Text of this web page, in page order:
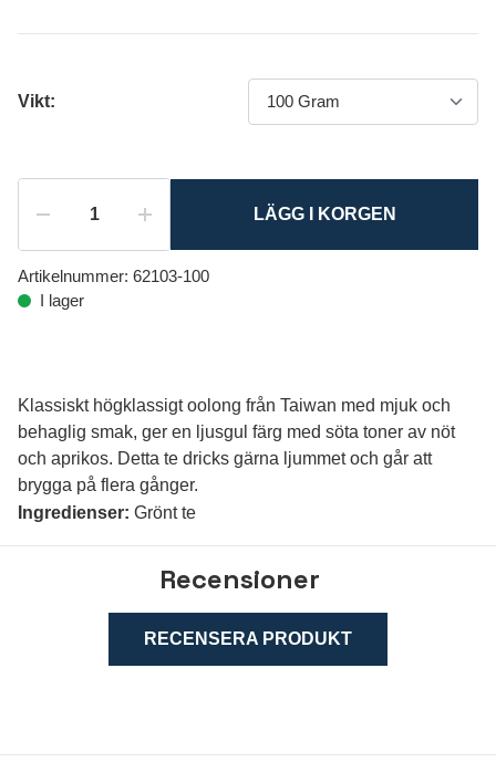
Vikt:
LÄGG I KORGEN
Artikelnummer: 62103-100
I lager
Klassiskt högklassigt oolong från Taiwan med mjuk och
behaglig smak, ger en ljusgul färg med söta toner av nöt
och aprikos. Detta te dricks gärna ljummet och går att
brygga på flera gånger.
Ingredienser: Grönt te
Recensioner
RECENSERA PRODUKT